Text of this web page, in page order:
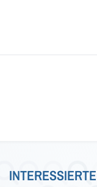
INTERESSIERTE